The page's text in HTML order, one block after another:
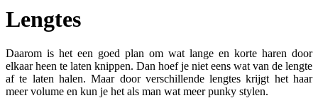
Lengtes
Daarom is het een goed plan om wat lange en korte haren door
elkaar heen te laten knippen. Dan hoef je niet eens wat van de lengte
af te laten halen. Maar door verschillende lengtes krijgt het haar
meer volume en kun je het als man wat meer punky stylen.